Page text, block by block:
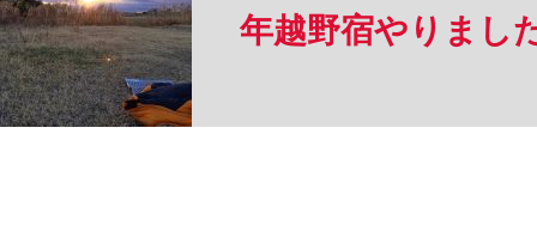
年越野宿やりまし